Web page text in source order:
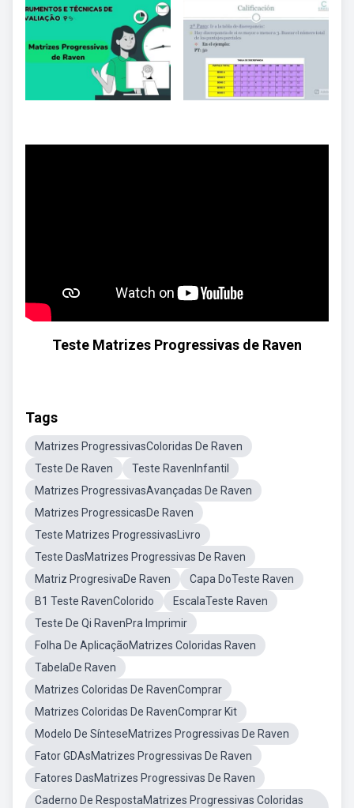
Teste Matrizes Progressivas de Raven
Tags
Matrizes ProgressivasColoridas De Raven
Teste De Raven
Teste RavenInfantil
Matrizes ProgressivasAvançadas De Raven
Matrizes ProgressicasDe Raven
Teste Matrizes ProgressivasLivro
Teste DasMatrizes Progressivas De Raven
Matriz ProgresivaDe Raven
Capa DoTeste Raven
B1 Teste RavenColorido
EscalaTeste Raven
Teste De Qi RavenPra Imprimir
Folha De AplicaçãoMatrizes Coloridas Raven
TabelaDe Raven
Matrizes Coloridas De RavenComprar
Matrizes Coloridas De RavenComprar Kit
Modelo De SínteseMatrizes Progressivas De Raven
Fator GDAsMatrizes Progressivas De Raven
Fatores DasMatrizes Progressivas De Raven
Caderno De RespostaMatrizes Progressivas Coloridas